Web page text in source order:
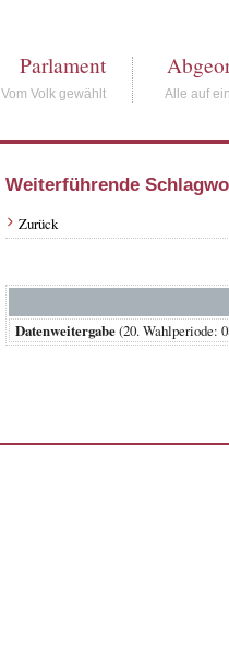
Parlament
Vom Volk gewählt Alle auf
Weiterführende
Zurück
Datenweitergabe(20.